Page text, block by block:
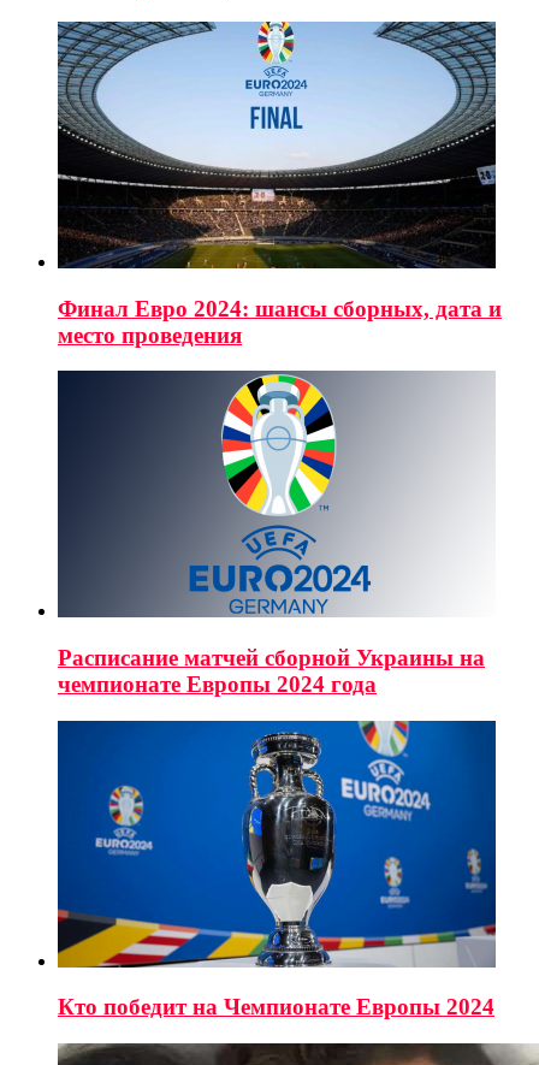
Финал Евро 2024: шансы сборных, дата и
место проведения
Расписание матчей сборной Украины на
чемпионате Европы 2024 года
Кто победит на Чемпионате Европы 2024